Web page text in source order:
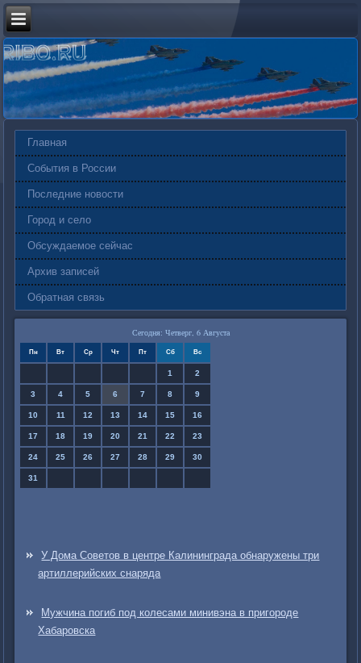
Главная
События в России
Последние новости
Город и село
Обсуждаемое сейчас
Архив записей
Обратная связь
Сегодня: Четверг, 6 Августа
Пн Вт Ср Чт Пт Сб Вс
1 2
3 4 5 6 7 8 9
10 11 12 13 14 15 16
17 18 19 20 21 22 23
24 25 26 27 28 29 30
31
У Дома Советов в центре Калининграда обнаружены три
артиллерийских снаряда
Мужчина погиб под колесами минивэна в пригороде
Хабаровска